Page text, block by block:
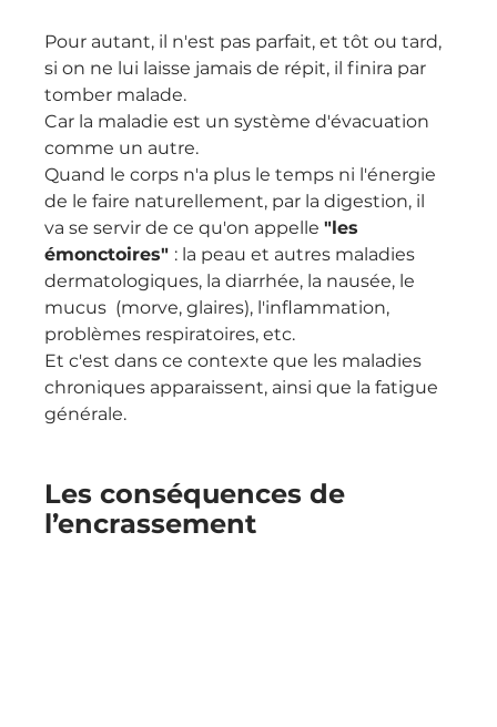
Pour autant, il n'est pas parfait, et tôt ou tard,
si on ne lui laisse jamais de répit, il finira par
tomber malade.
Car la maladie est un système d'évacuation
comme un autre.
Quand le corps n'a plus le temps ni l'énergie
de le faire naturellement, par la digestion, il
va se servir de ce qu'on appelle "les
émonctoires" : la peau et autres maladies
dermatologiques, la diarrhée, la nausée, le
mucus  (morve, glaires), l'inflammation,
problèmes respiratoires, etc.
Et c'est dans ce contexte que les maladies
chroniques apparaissent, ainsi que la fatigue
générale.
Les conséquences de
l’encrassement